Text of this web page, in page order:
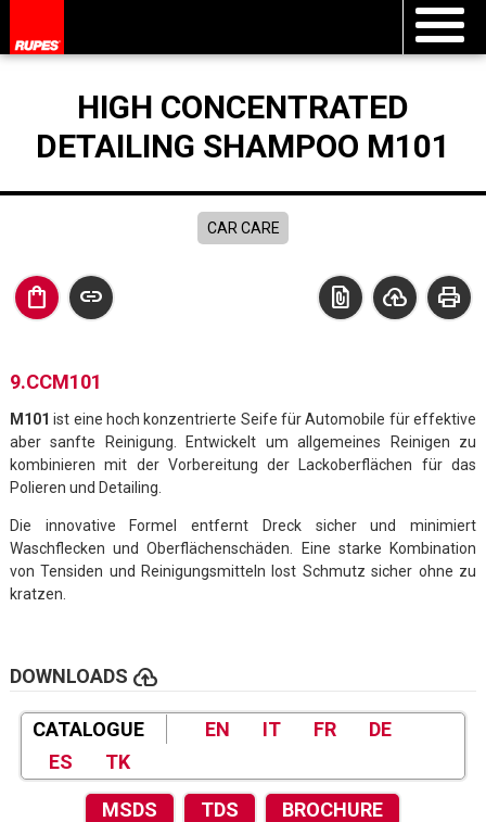
HIGH CONCENTRATED
DETAILING SHAMPOO M101
CAR CARE
shopping_bag link print
cloud_upload
file_present
9.CCM101
M101 ist eine hoch konzentrierte Seife für Automobile für effektive
aber sanfte Reinigung. Entwickelt um allgemeines Reinigen zu
kombinieren mit der Vorbereitung der Lackoberflächen für das
Polieren und Detailing.
Die innovative Formel entfernt Dreck sicher und minimiert
Waschflecken und Oberflächenschäden. Eine starke Kombination
von Tensiden und Reinigungsmitteln lost Schmutz sicher ohne zu
kratzen.
DOWNLOADS cloud_upload
CATALOGUE EN IT FR
DE
ES
TK
MSDS TDS BROCHURE